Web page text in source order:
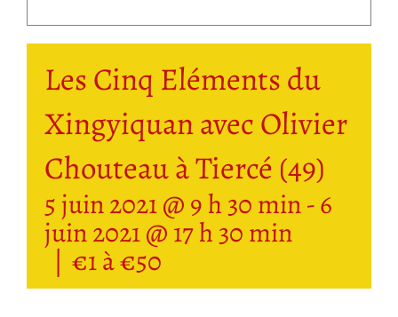
Les Cinq Eléments du
Xingyiquan avec Olivier
Chouteau à Tiercé (49)
5 juin 2021 @ 9 h 30 min-6
juin 2021 @ 17 h 30 min
| €1 à €50